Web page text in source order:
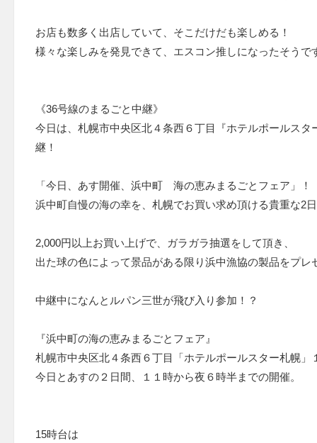
お店も数多く出店していて、そこだけだも楽しめる！
様々な楽しみを発見できて、エスコン推しになったそうで
《36号線のまるごと中継》
今日は、札幌市中央区北４条西６丁目『ホテルポールス
継！
「今日、あす開催、浜中町 海の恵みまるごとフェア」！
浜中町自慢の海の幸を、札幌でお買い求め頂ける貴重な2
2,000円以上お買い上げで、ガラガラ抽選をして頂き、
出た球の色によって景品がある限り浜中漁協の製品をプレ
中継中になんとルパン三世が飛び入り参加！？
『浜中町の海の恵みまるごとフェア』
札幌市中央区北４条西６丁目「ホテルポールスター札幌」
今日とあすの２日間、１１時から夜６時半までの開催。
15時台は